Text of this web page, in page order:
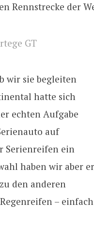
Rennstrecke der
wir sie begleiten
hatte sich
echten Aufgabe
auf
Serienreifen ein
haben wir aber
den anderen
– einfach